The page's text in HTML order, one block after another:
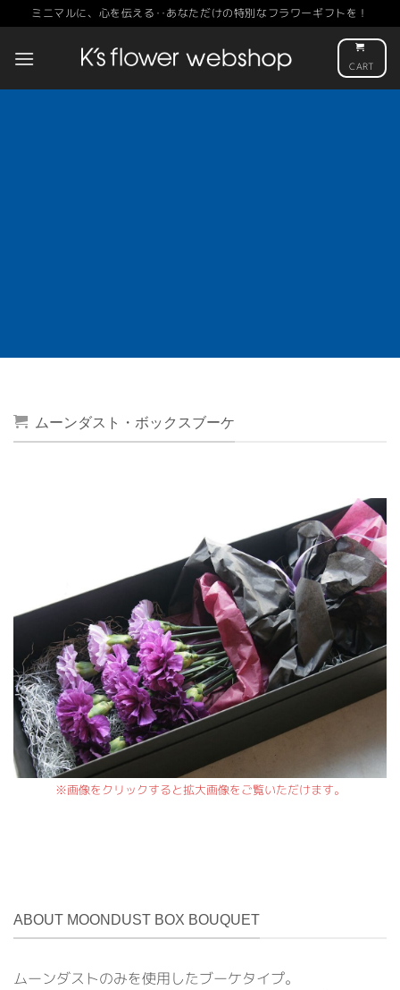
to
content
ミニマルに、心を伝える‥あなただけの特別なフラワーギフトを！
CART
ムーンダスト・ボックスブーケ
※画像をクリックすると拡大画像をご覧いただけます。
ABOUT MOONDUST BOX BOUQUET
ムーンダストのみを使用したブーケタイプ。